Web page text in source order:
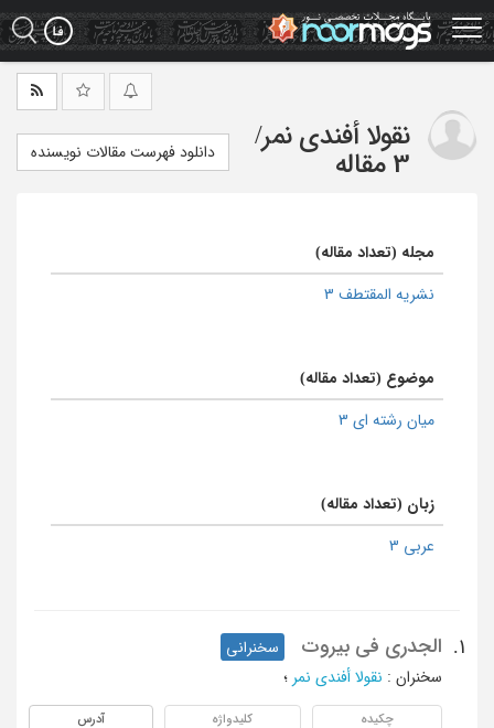
Skip
to
main
نقولا أفندی نمر/
3 مقاله
دانلود فهرست مقالات نویسنده
مجله (تعداد مقاله)
نشریه المقتطف 3
موضوع (تعداد مقاله)
میان رشته ای 3
زبان (تعداد مقاله)
عربی 3
1. الجدری فی بیروت
سخنرانی
سخنران : نقولا أفندی نمر ؛
چکیده کلیدواژه آدرس